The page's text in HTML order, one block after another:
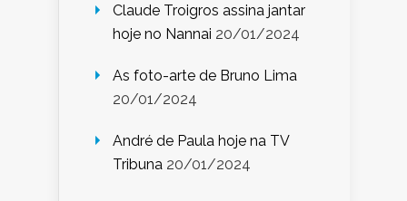
Claude Troigros assina jantar
hoje no Nannai 20/01/2024
As foto-arte de Bruno Lima
20/01/2024
André de Paula hoje na TV
Tribuna 20/01/2024